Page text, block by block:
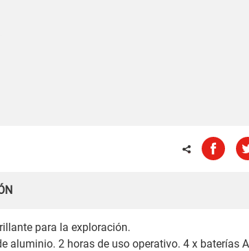
para la exploración.
aluminio. 2 horas de uso operativo. 4 x baterías